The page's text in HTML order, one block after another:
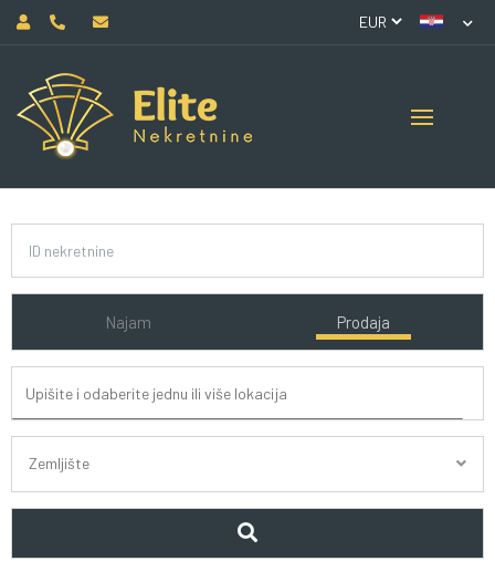
Najam Prodaja
Zemljište